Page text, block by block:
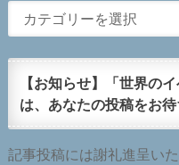
【お知らせ】「世界の
は、あなたの投稿をお待
記事投稿には謝礼進呈い